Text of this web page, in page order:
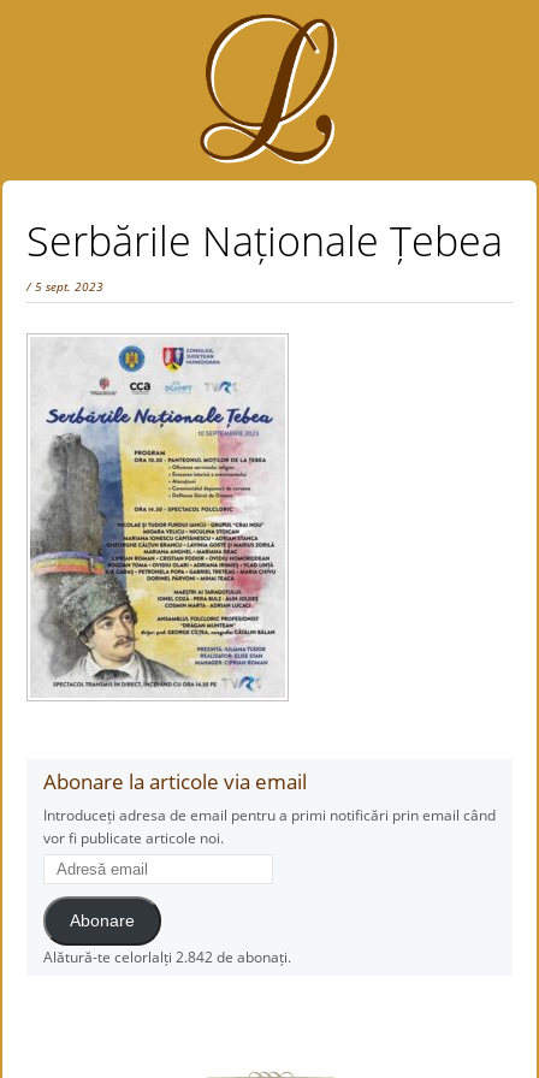
Serbările Naționale Țebea
/ 5 sept. 2023
Abonare la articole via email
Introduceți adresa de email pentru a primi notificări prin email când
vor fi publicate articole noi.
Adresă
email
Abonare
Alătură-te celorlalți 2.842 de abonați.